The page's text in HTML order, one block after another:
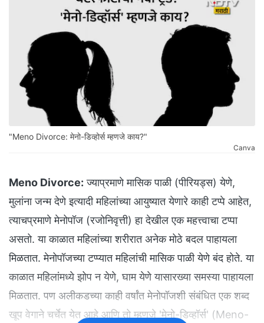
"Meno Divorce: मेनो-डिव्होर्स म्हणजे काय?"
Canva
Meno Divorce: ज्याप्रमाणे मासिक पाळी (पीरियड्स) येणे,
मुलांना जन्म देणे इत्यादी महिलांच्या आयुष्यात येणारे काही टप्पे आहेत,
त्याचप्रमाणे मेनोपॉज (रजोनिवृत्ती) हा देखील एक महत्त्वाचा टप्पा
असतो. या काळात महिलांच्या शरीरात अनेक मोठे बदल पाहायला
मिळतात. मेनोपॉजच्या टप्प्यात महिलांची मासिक पाळी येणे बंद होते. या
काळात महिलांमध्ये झोप न येणे, घाम येणे यासारख्या समस्या पाहायला
मिळतात. पण अलीकडच्या काही वर्षांत मेनोपॉजशी संबंधित एक शब्द
खूप वेगाने चर्चेत येत आहे आणि तो म्हणजे 'मेनो-डिव्हॉर्स' (Meno-